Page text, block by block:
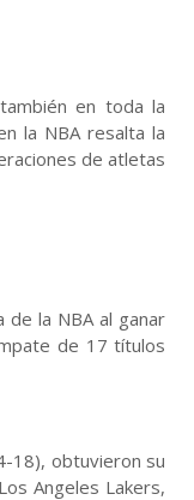
en toda la
la NBA resalta la
de atletas
de la NBA al ganar
de 17 títulos
18), obtuvieron su
Angeles Lakers,